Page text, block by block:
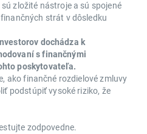
zložité nástroje a sú spojené
strát v dôsledku
dochádza k
s finančnými
poskytovateľa.
ako finančné rozdielové zmluvy
podstúpiť vysoké riziko, že
zodpovedne.